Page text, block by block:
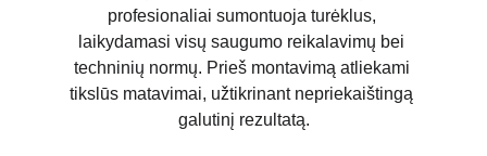
profesionaliai sumontuoja turėklus,
laikydamasi visų saugumo reikalavimų bei
techninių normų. Prieš montavimą atliekami
tikslūs matavimai, užtikrinant nepriekaištingą
galutinį rezultatą.